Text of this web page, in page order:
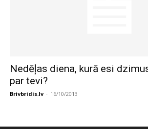
Nedēļas diena, kurā esi
par tevi?
Brivbridis.lv - 16/10/2013